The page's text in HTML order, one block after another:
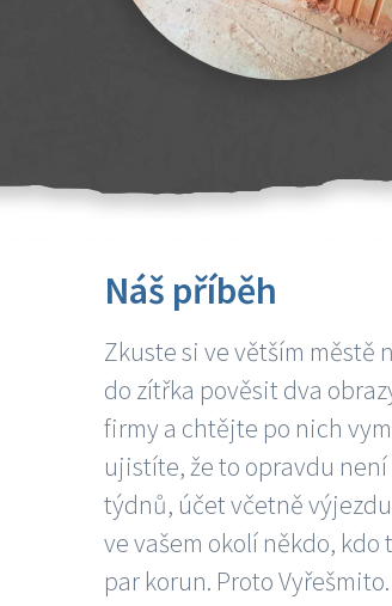
Náš příběh
Zkuste si ve větším
do zítřka pověsit dva
firmy a chtějte po nich
ujistíte, že to opravdu
týdnů, účet včetně
ve vašem okolí někdo,
par korun. Proto